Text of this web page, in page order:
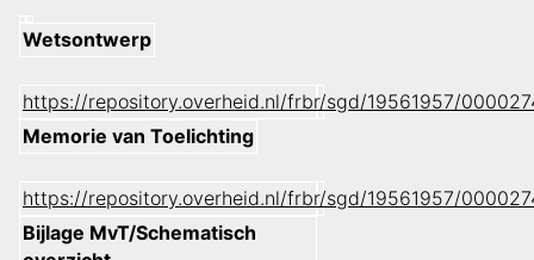
Wetsontwerp
https://repository.overheid.nl/frbr/sgd/19561957/
Memorie van Toelichting
https://repository.overheid.nl/frbr/sgd/19561957/
Bijlage MvT/Schematisch